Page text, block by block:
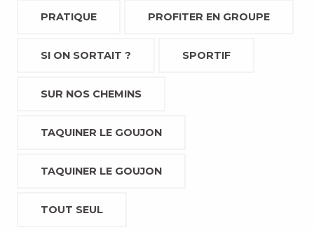
PRATIQUE PROFITER EN GROUPE
SI ON SORTAIT ? SPORTIF
SUR NOS CHEMINS
TAQUINER LE GOUJON
TAQUINER LE GOUJON
TOUT SEUL